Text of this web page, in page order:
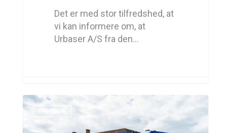
Det er med stor tilfredshed, at
vi kan informere om, at
Urbaser A/S fra den…
NYHEDER